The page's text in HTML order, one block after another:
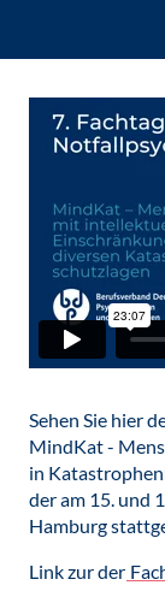
Sehen Sie hier
MindKat -
in
der am 15. und
Hamburg
Link zur der